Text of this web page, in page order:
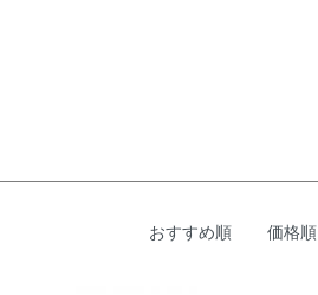
おすすめ順 価格順